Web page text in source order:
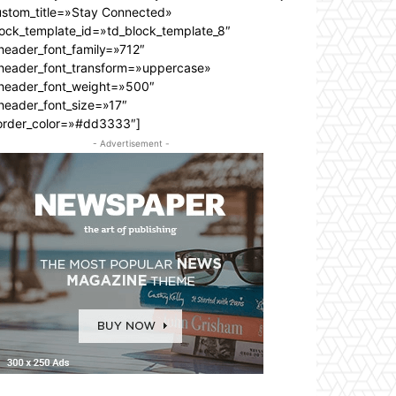
Connected»
- Advertisement -